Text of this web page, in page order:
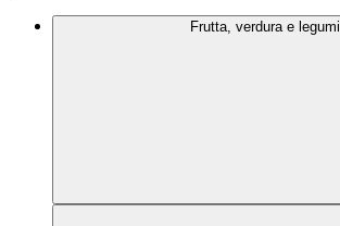
Frutta, verdura e legumi